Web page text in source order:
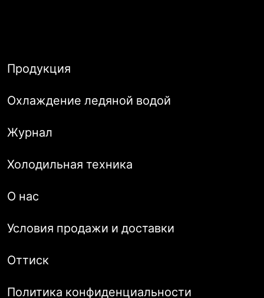
Продукция
Охлаждение ледяной водой
Журнал
Холодильная техника
О нас
Условия продажи и доставки
Оттиск
Политика конфиденциальности